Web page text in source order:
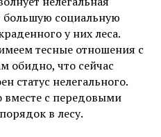
большую социальную
у них леса.
тесные отношения с
обидно, что сейчас
статус нелегального.
вместе с передовыми
в лесу.